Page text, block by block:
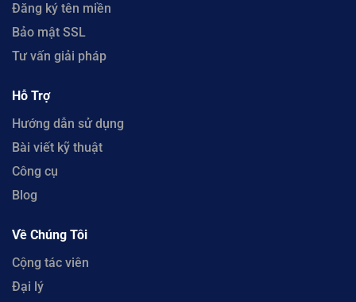
Đăng ký tên miền
Bảo mật SSL
Tư vấn giải pháp
Hỗ Trợ
Hướng dẫn sử dụng
Bài viết kỹ thuật
Công cụ
Blog
Về Chúng Tôi
Cộng tác viên
Đại lý